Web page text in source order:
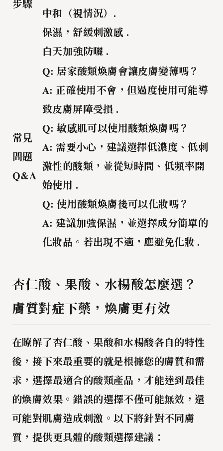
步驟
中和（視情況）.
保濕，舒緩刺激感 .
白天加強防曬 .
常見
問題
Q&A
Q: 居家酸類煥膚會讓皮膚變薄嗎？
A: 正確使用不會，但過度使用可能導
致皮膚屏障受損 .
Q: 敏感肌可以使用酸類煥膚嗎？
A: 需要小心，建議選擇低濃度、低刺
激性的酸類，並從短時間、低頻率開
始使用 .
Q: 使用酸類煥膚後可以化妝嗎？
A: 建議加強保濕，並選擇成分簡單的
化妝品。若出現不適，應避免化妝 .
杏仁酸、果酸、水楊酸怎麼選？
膚質對症下藥，煥膚更有效
在瞭解了杏仁酸、果酸和水楊酸各自的特性
後，接下來最重要的就是根據您的膚質和需
求 ，選擇最適合的酸類產品，才能達到最佳
的煥膚效果。錯誤的選擇不僅可能無效，還
可能對肌膚造成刺激。以下將針對不同膚
質，提供更具體的酸類選擇建議：